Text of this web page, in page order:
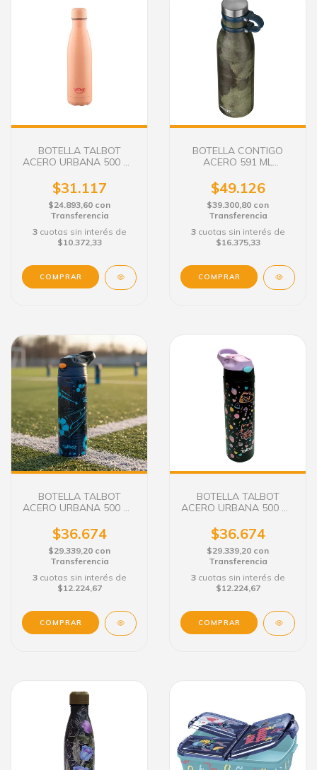
BOTELLA TALBOT
ACERO URBANA 500 ML
$31.117
$24.893,60 con
Transferencia
3 cuotas sin interés de
$10.372,33
BOTELLA CONTIGO
ACERO 591 ML
$49.126
$39.300,80 con
Transferencia
3 cuotas sin interés de
$16.375,33
BOTELLA TALBOT
ACERO URBANA 500 ML
$36.674
$29.339,20 con
Transferencia
3 cuotas sin interés de
$12.224,67
BOTELLA TALBOT
ACERO URBANA 500 ML
$36.674
$29.339,20 con
Transferencia
3 cuotas sin interés de
$12.224,67